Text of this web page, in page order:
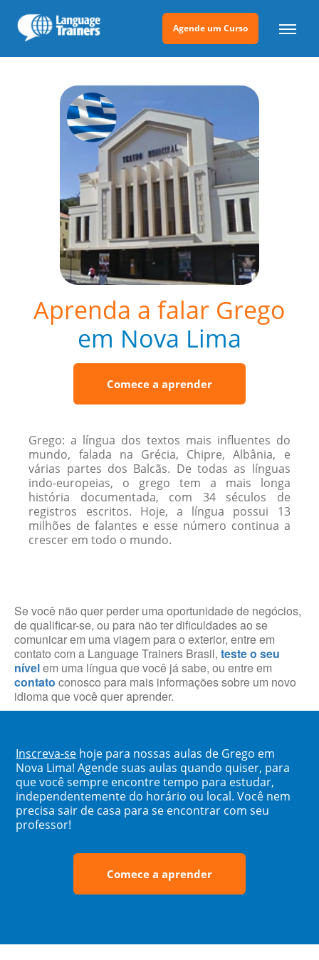
Agende um Curso
Aprenda a falar Grego
em Nova Lima
Comece a aprender
Grego: a língua dos textos mais influentes do
mundo, falada na Grécia, Chipre, Albânia, e
várias partes dos Balcãs. De todas as línguas
indo-europeias, o grego tem a mais longa
história documentada, com 34 séculos de
registros escritos. Hoje, a língua possui 13
milhões de falantes e esse número continua a
crescer em todo o mundo.
Se você não quer perder uma oportunidade de negócios,
de qualificar-se, ou para não ter dificuldades ao se
comunicar em uma viagem para o exterior, entre em
contato com a Language Trainers Brasil, teste o seu
nívelem uma língua que você já sabe, ou entre em
contato conosco para mais informações sobre um novo
idioma que você quer aprender.
Inscreva-se hoje para nossas aulas de Grego em
Nova Lima! Agende suas aulas quando quiser, para
que você sempre encontre tempo para estudar,
independentemente do horário ou local. Você nem
precisa sair de casa para se encontrar com seu
professor!
Comece a aprender